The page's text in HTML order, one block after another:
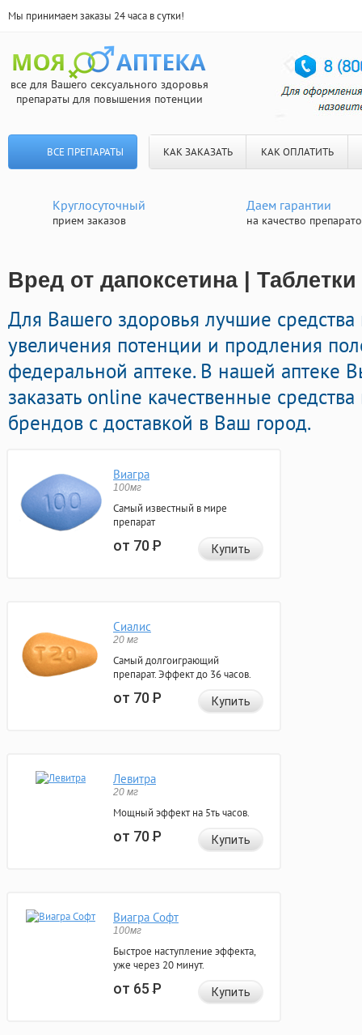
Мы принимаем заказы 24 часа в сутки!
все для Вашего сексуального здоровья
препараты для повышения потенции
ВСЕ ПРЕПАРАТЫ КАК ЗАКАЗАТЬ КАК ОПЛАТИТЬ
Круглосуточный
прием заказов
Даем гарантии
на качество
Вред от дапоксетина |
Для Вашего здоровья лучшие
увеличения потенции и продления
федеральной аптеке. В нашей аптеке
заказать online качественные
брендов с доставкой в Ваш город.
Виагра
100мг
Самый известный в мире
препарат
от 70Р Купить
Сиалис
20 мг
Самый долгоиграющий
препарат. Эффект до 36 часов.
от 70Р Купить
Левитра
20 мг
Мощный эффект на 5ть часов.
от 70Р Купить
Виагра Софт
100мг
Быстрое наступление эффекта,
уже через 20 минут.
от 65Р Купить